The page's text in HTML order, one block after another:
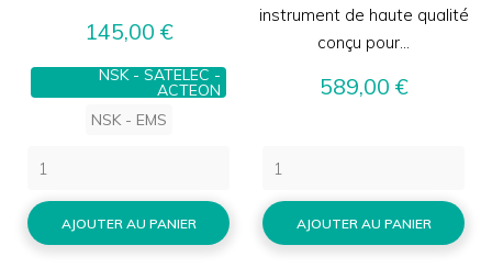
Prix
145,00 €
NSK - SATELEC -
ACTEON
NSK - EMS
AJOUTER AU PANIER
instrument de haute qualité
conçu pour...
Prix
589,00 €
AJOUTER AU PANIER